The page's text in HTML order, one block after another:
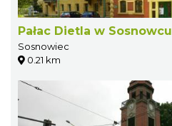
Pałac Dietla w Sosnowcu
Sosnowiec
0.21 km